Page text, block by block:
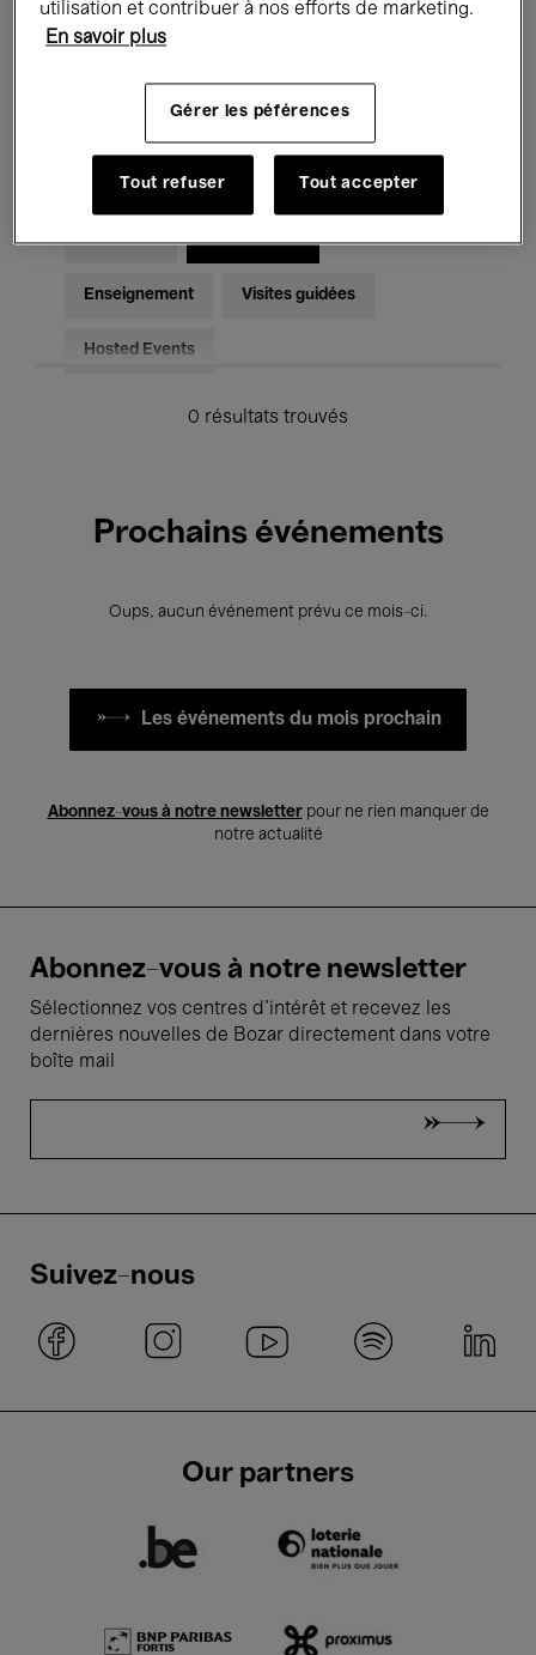
Rencontres & Débats
Musique classique Global Music
Musique électronique
Pour tous Kids’ Palace
Enseignement Visites guidées
Hosted Events
0 résultats trouvés
Prochains événements
Oups, aucun événement prévu ce mois-ci.
Les événements du mois prochain
Abonnez-vous à notre newsletterpour ne rien manquer de
notre actualité
Abonnez-vous à notre newsletter
Sélectionnez vos centres d'intérêt et recevez les
dernières nouvelles de Bozar directement dans votre
boîte mail
Suivez-nous
Our partners
utilisation et contribuer à nos efforts de marketing.
En savoir plus
Gérer les péférences
Tout refuser Tout accepter